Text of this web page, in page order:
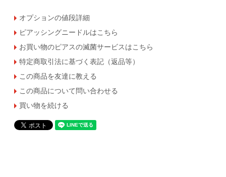
オプションの値段詳細
ピアッシングニードルはこちら
お買い物のピアスの滅菌サービスはこちら
特定商取引法に基づく表記（返品等）
この商品を友達に教える
この商品について問い合わせる
買い物を続ける